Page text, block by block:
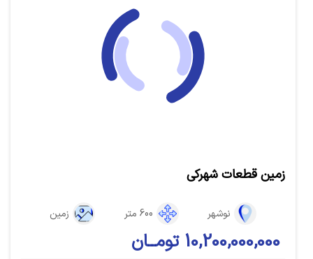
زمین قطعات شهرکی
نوشهر 600 متر زمین
10,200,000,000 تومــان